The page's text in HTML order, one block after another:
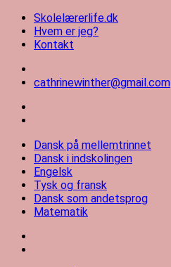
Videre
indhold
Skolelærerlife.dk
Hvem er jeg?
Kontakt
cathrinewinther@gmail.com
Skolelærerlife
Dansk på mellemtrinnet
Dansk i indskolingen
Engelsk
Tysk og fransk
Dansk som andetsprog
Matematik